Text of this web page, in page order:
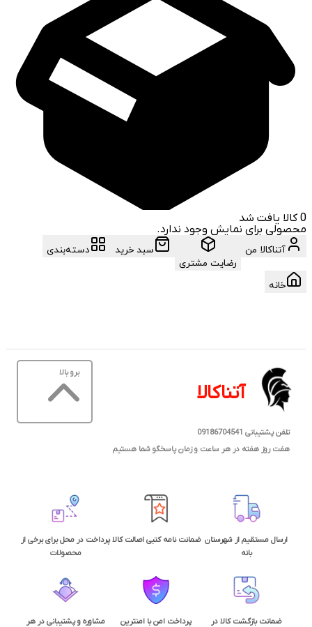
0 کالا یافت شد
محصولی برای نمایش وجود ندارد.
آتناکالا من
رضایت مشتری
سبد خرید دسته‌بندی
خانه
آتناکالا
برو بالا
تلفن پشتیبانی 09186704541
هفت روز هفته در هر ساعت و زمان پاسخگو شما هستیم
ارسال مستقیم از شهرستان
بانه
ضمانت نامه کتبی اصالت کالاپرداخت در محل برای برخی از
محصولات
ضمانت بازگشت کالا در
پرداخت امن با امنترین
مشاوره و پشتیبانی در هر